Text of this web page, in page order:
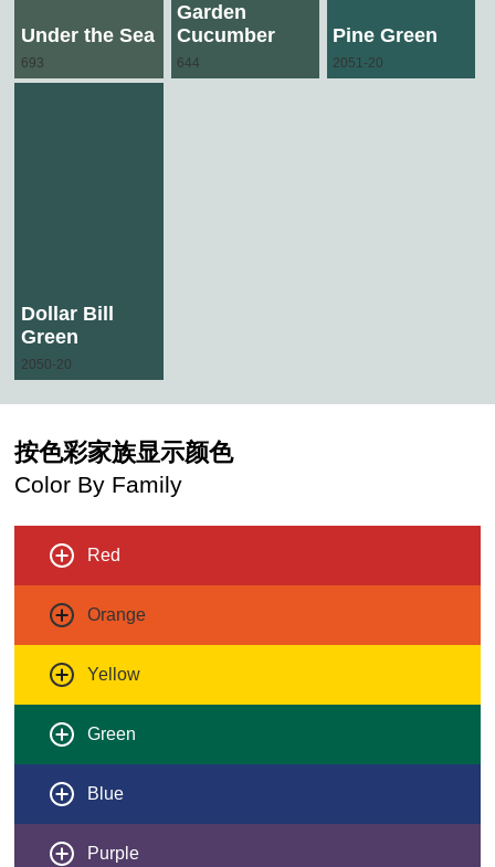
Under the Sea
693
Garden
Cucumber
644
Pine Green
2051-20
Dollar Bill
Green
2050-20
按色彩家族显示颜色
Color By Family
Red
Orange
Yellow
Green
Blue
Purple